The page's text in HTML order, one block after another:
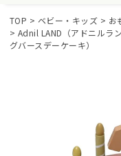
TOP ベビー・キッズ お
Adnil LAND（アドニルラ
グバースデーケーキ）